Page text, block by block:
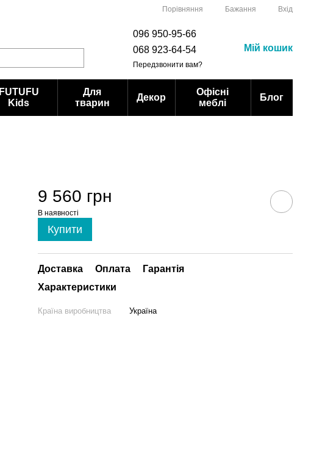
Порівняння Бажання Вхід
096 950-95-66
068 923-64-54
Передзвонити вам?
Мій кошик
FUTUFU
Kids
Для
тварин
Декор
Офісні
меблі
Блог
9 560 грн
В наявності
Купити
Доставка Оплата
Гарантія
Характеристики
Країна виробництва Україна